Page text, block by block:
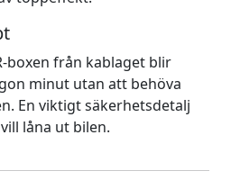
boxen från kablaget blir
minut utan att behöva
En viktigt säkerhetsdetalj
låna ut bilen.